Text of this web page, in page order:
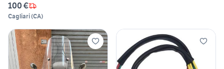
100 €
Cagliari(CA)